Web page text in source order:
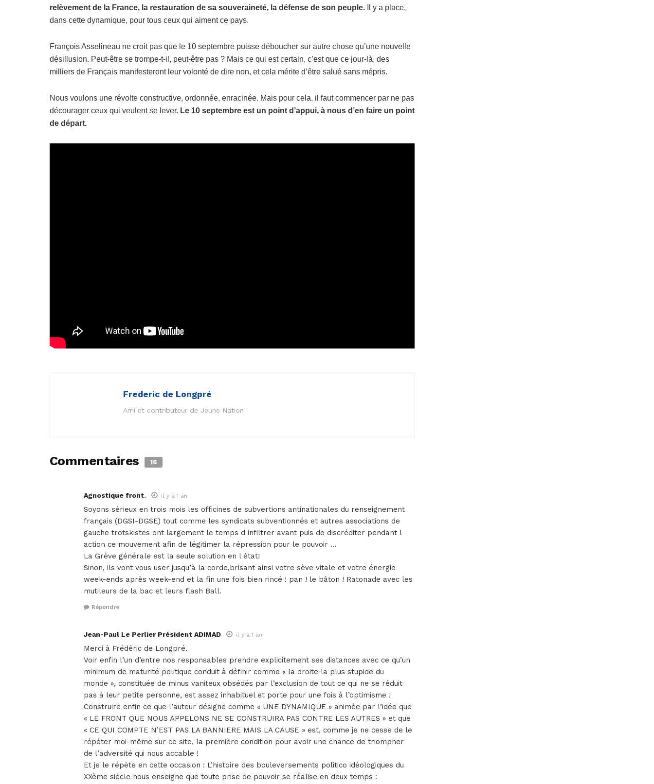
relèvement de la France, la restauration de sa souveraineté, la défense de son peuple. Il y a place,
dans cette dynamique, pour tous ceux qui aiment ce pays.
François Asselineau ne croit pas que le 10 septembre puisse déboucher sur autre chose qu’une nouvelle
désillusion. Peut-être se trompe-t-il, peut-être pas ? Mais ce qui est certain, c’est que ce jour-là, des
milliers de Français manifesteront leur volonté de dire non, et cela mérite d’être salué sans mépris.
Nous voulons une révolte constructive, ordonnée, enracinée. Mais pour cela, il faut commencer par ne pas
décourager ceux qui veulent se lever. Le 10 septembre est un point d’appui, à nous d’en faire un point
de départ.
Frederic de Longpré
Ami et contributeur de Jeune Nation
Commentaires 16
Agnostique front. il y a 1 an
Soyons sérieux en trois mois les officines de subvertions antinationales du renseignement
français (DGSI-DGSE) tout comme les syndicats subventionnés et autres associations de
gauche trotskistes ont largement le temps d infiltrer avant puis de discréditer pendant l
action ce mouvement afin de légitimer la répression pour le pouvoir …
La Grève générale est la seule solution en l état!
Sinon, ils vont vous user jusqu’à la corde,brisant ainsi votre sève vitale et votre énergie
week-ends après week-end et la fin une fois bien rincé ! pan ! le bâton ! Ratonade avec les
mutileurs de la bac et leurs flash Ball.
Répondre
Jean-Paul Le Perlier Président ADIMAD il y a 1 an
Merci à Frédéric de Longpré.
Voir enfin l’un d’entre nos responsables prendre explicitement ses distances avec ce qu’un
minimum de maturité politique conduit à définir comme « la droite la plus stupide du
monde », constituée de minus vaniteux obsédés par l’exclusion de tout ce qui ne se réduit
pas à leur petite personne, est assez inhabituel et porte pour une fois à l’optimisme !
Construire enfin ce que l’auteur désigne comme « UNE DYNAMIQUE » animée par l’idée que
« LE FRONT QUE NOUS APPELONS NE SE CONSTRUIRA PAS CONTRE LES AUTRES » et que
« CE QUI COMPTE N’EST PAS LA BANNIERE MAIS LA CAUSE » est, comme je ne cesse de le
répéter moi-même sur ce site, la première condition pour avoir une chance de triompher
de l’adversité qui nous accable !
Et je le répète en cette occasion : L’histoire des bouleversements politico idéologiques du
XXème siècle nous enseigne que toute prise de pouvoir se réalise en deux temps :